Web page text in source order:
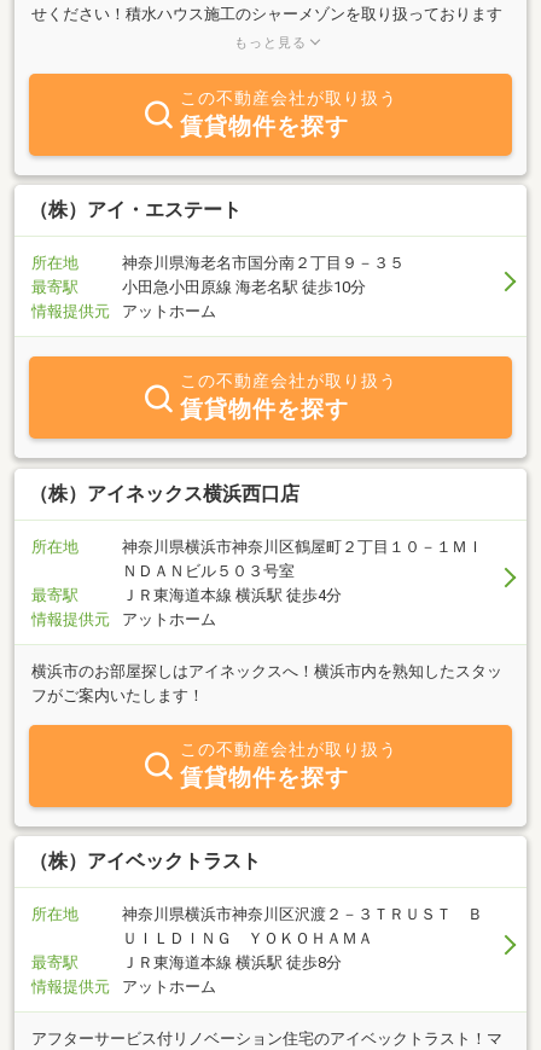
せください！積水ハウス施工のシャーメゾンを取り扱っております
ので、綺麗で高品質な賃貸住宅をご紹介致します。是非一度ご来店
もっと見る
この不動産会社が取り扱う
賃貸物件を探す
（株）アイ・エステート
所在地
神奈川県海老名市国分南２丁目９－３５
最寄駅
小田急小田原線 海老名駅 徒歩10分
情報提供元
アットホーム
この不動産会社が取り扱う
賃貸物件を探す
（株）アイネックス横浜西口店
所在地
神奈川県横浜市神奈川区鶴屋町２丁目１０－１ＭＩ
ＮＤＡＮビル５０３号室
最寄駅
ＪＲ東海道本線 横浜駅 徒歩4分
情報提供元
アットホーム
横浜市のお部屋探しはアイネックスへ！横浜市内を熟知したスタッ
フがご案内いたします！
この不動産会社が取り扱う
賃貸物件を探す
（株）アイベックトラスト
所在地
神奈川県横浜市神奈川区沢渡２－３ＴＲＵＳＴ Ｂ
ＵＩＬＤＩＮＧ ＹＯＫＯＨＡＭＡ
最寄駅
ＪＲ東海道本線 横浜駅 徒歩8分
情報提供元
アットホーム
アフターサービス付リノベーション住宅のアイベックトラスト！マ